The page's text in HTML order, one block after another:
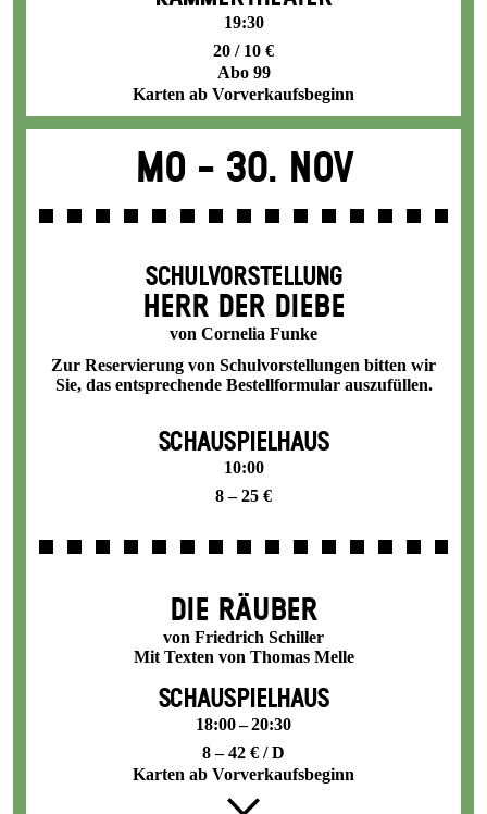
19:30
20 / 10 €
Abo 99
Karten ab Vorverkaufsbeginn
Mo - 30. Nov
SCHULVORSTELLUNG
HERR DER DIEBE
von Cornelia Funke
Zur Reservierung von Schulvorstellungen bitten wir
Sie, das entsprechende Bestellformularauszufüllen.
SCHAUSPIELHAUS
10:00
8 – 25 €
DIE RÄUBER
von Friedrich Schiller
Mit Texten von Thomas Melle
SCHAUSPIELHAUS
18:00 – 20:30
8 – 42 € / D
Karten ab Vorverkaufsbeginn